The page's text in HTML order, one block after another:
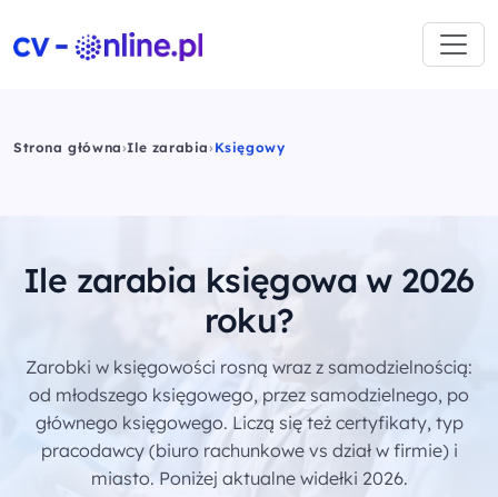
Strona główna›Ile zarabia› Księgowy
Ile zarabia księgowa w 2026
roku?
Zarobki w księgowości rosną wraz z samodzielnością:
od młodszego księgowego, przez samodzielnego, po
głównego księgowego. Liczą się też certyfikaty, typ
pracodawcy (biuro rachunkowe vs dział w firmie) i
miasto. Poniżej aktualne widełki 2026.